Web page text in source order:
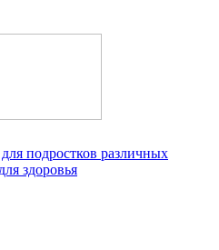
подростков различных
здоровья